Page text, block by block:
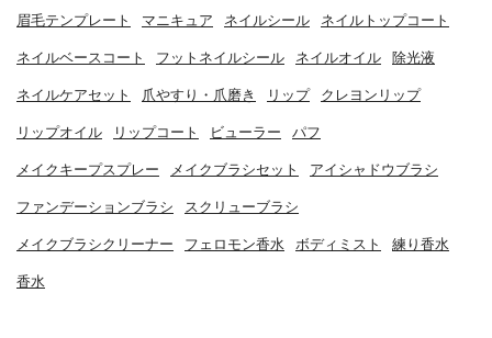
眉毛テンプレート マニキュア ネイルシール ネイルトップコート
ネイルベースコート フットネイルシール ネイルオイル 除光液
ネイルケアセット 爪やすり・爪磨き リップ クレヨンリップ
リップオイル リップコート ビューラー パフ
メイクキープスプレー メイクブラシセット アイシャドウブラシ
ファンデーションブラシ スクリューブラシ
メイクブラシクリーナー フェロモン香水 ボディミスト 練り香水
香水